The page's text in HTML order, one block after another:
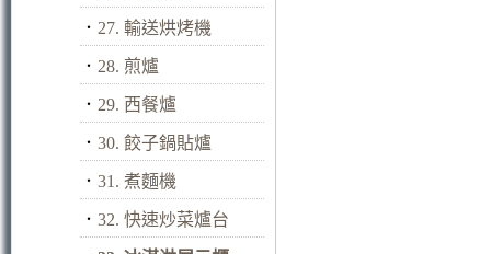
． 27. 輸送烘烤機
． 28. 煎爐
． 29. 西餐爐
． 30. 餃子鍋貼爐
． 31. 煮麵機
． 32. 快速炒菜爐台